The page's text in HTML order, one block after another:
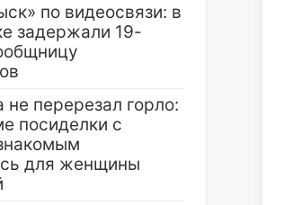
по видеосвязи: в
задержали 19-
не перерезал горло:
посиделки с
для женщины